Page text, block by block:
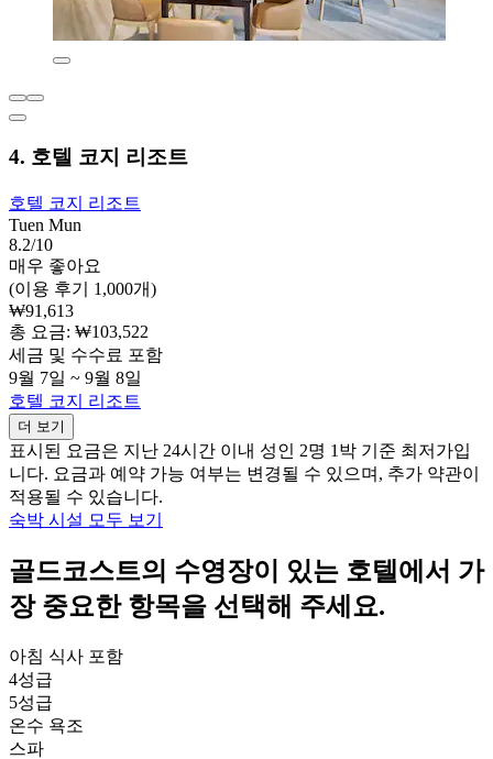
4. 호텔 코지 리조트
호텔 코지 리조트
Tuen Mun
8.2/10
매우 좋아요
(이용 후기 1,000개)
₩91,613
총 요금: ₩103,522
세금 및 수수료 포함
9월 7일 ~ 9월 8일
호텔 코지 리조트
더 보기
표시된 요금은 지난 24시간 이내 성인 2명 1박 기준 최저가입
니다. 요금과 예약 가능 여부는 변경될 수 있으며, 추가 약관이
적용될 수 있습니다.
숙박 시설 모두 보기
골드코스트의 수영장이 있는 호텔에서 가
장 중요한 항목을 선택해 주세요.
아침 식사 포함
4성급
5성급
온수 욕조
스파